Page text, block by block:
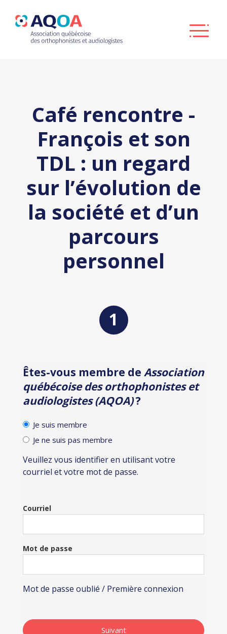
Café rencontre -
François et son
TDL : un regard
sur l’évolution de
la société et d’un
parcours
personnel
Identification
Êtes-vous membre de Association
québécoise des orthophonistes et
audiologistes (AQOA)?
Je suis membre
Je ne suis pas membre
Veuillez vous identifier en utilisant votre
courriel et votre mot de passe.
Courriel
Mot de passe
Mot de passe oublié / Première connexion